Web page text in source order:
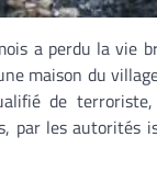
a perdu la vie
maison du
de
par les autorités